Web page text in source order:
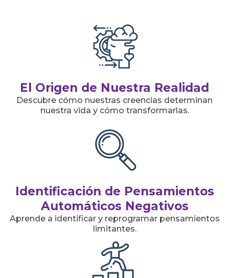
El Origen de Nuestra Realidad
Descubre cómo nuestras creencias determinan
nuestra vida y cómo transformarlas.
Identificación de Pensamientos
Automáticos Negativos
Aprende a identificar y reprogramar pensamientos
limitantes.